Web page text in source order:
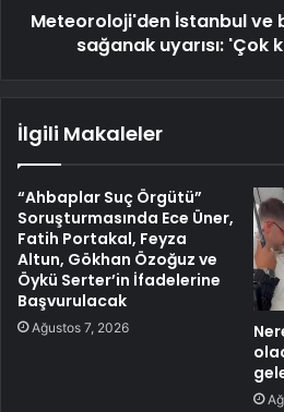
Meteoroloji'den İstanbul ve
sağanak uyarısı: 'Çok
İlgili Makaleler
“Ahbaplar Suç Örgütü”
Soruşturmasında Ece Üner,
Fatih Portakal, Feyza
Altun, Gökhan Özoğuz ve
Öykü Serter’in İfadelerine
Başvurulacak
Ağustos 7, 2026